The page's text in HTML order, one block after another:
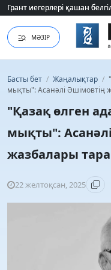
Грант иегерлері қашан
Грант иегерлері қашан
МӘЗІР
Басты бет / Жаңалықтар /
мықты": Асанәлі Әшімовтің
"Қазақ өлген
мықты":
жазбалары
22 желтоқсан, 2025